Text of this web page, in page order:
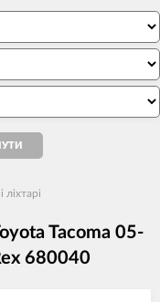
ліхтарі
Tacoma 05-
680040